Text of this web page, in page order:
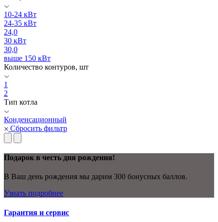
10-24 кВт
24-35 кВт
24,0
30 кВт
30,0
выше 150 кВт
Количество контуров, шт
1
2
Тип котла
Конденсационный
Сбросить фильтр
Подарок в честь дня рождения!
В Ваш день рождения мы дарим 300 бонусных баллов.
Узнать подробнее
Гарантия и сервис